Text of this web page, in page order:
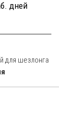
дней
для шезлонга